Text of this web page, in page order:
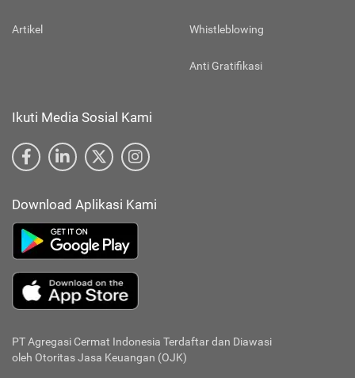
Artikel Whistleblowing
Anti Gratifikasi
Ikuti Media Sosial Kami
Download Aplikasi Kami
PT Agregasi Cermat Indonesia Terdaftar dan Diawasi
oleh Otoritas Jasa Keuangan (OJK)